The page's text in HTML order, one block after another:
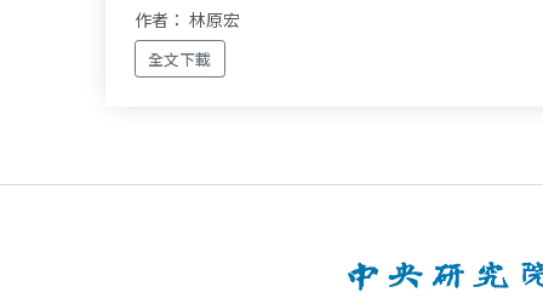
作者： 林原宏
全文下載